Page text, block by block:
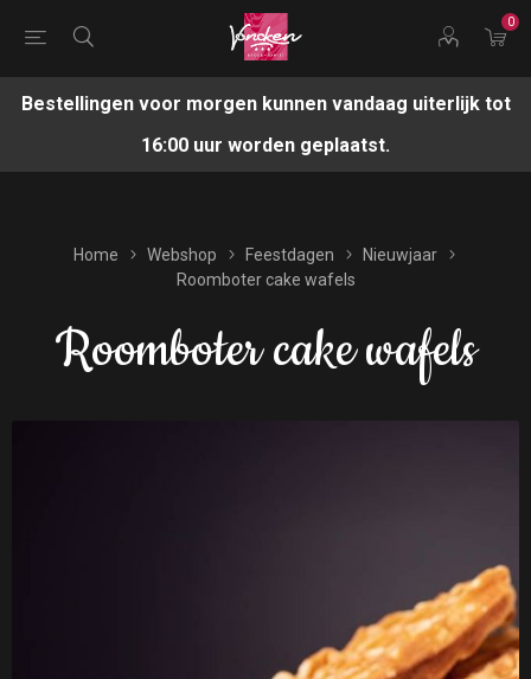
0
Bestellingen voor morgen kunnen vandaag uiterlijk tot
16:00 uur worden geplaatst.
Home Webshop Feestdagen
Nieuwjaar
Roomboter cake wafels
Roomboter cake wafels